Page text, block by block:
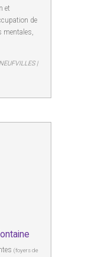
et
de
mentales,
|
(foyers de